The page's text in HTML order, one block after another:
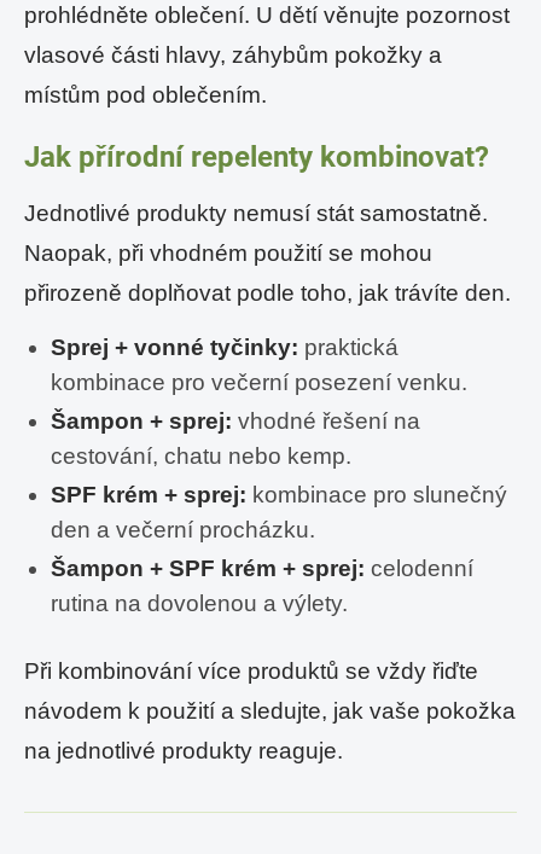
prohlédněte oblečení. U dětí věnujte pozornost
vlasové části hlavy, záhybům pokožky a
místům pod oblečením.
Jak přírodní repelenty kombinovat?
Jednotlivé produkty nemusí stát samostatně.
Naopak, při vhodném použití se mohou
přirozeně doplňovat podle toho, jak trávíte den.
Sprej + vonné tyčinky: praktická
kombinace pro večerní posezení venku.
Šampon + sprej: vhodné řešení na
cestování, chatu nebo kemp.
SPF krém + sprej: kombinace pro slunečný
den a večerní procházku.
Šampon + SPF krém + sprej: celodenní
rutina na dovolenou a výlety.
Při kombinování více produktů se vždy řiďte
návodem k použití a sledujte, jak vaše pokožka
na jednotlivé produkty reaguje.